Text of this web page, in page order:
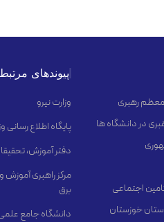
معظم رهبری
در دانشگاه ها
اجتماعی
خوزستان
پیوندهای مرتبط
وزارت نیرو
پایگاه اطلاع رسانی
دفتر آموزش،
مرکز راهبری
برق
دانشگاه جامع